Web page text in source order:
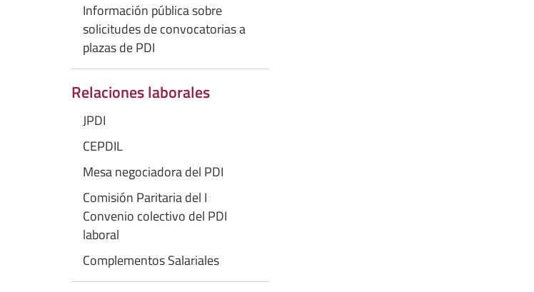
Información pública sobre
solicitudes de convocatorias a
plazas de PDI
Relaciones laborales
JPDI
CEPDIL
Mesa negociadora del PDI
Comisión Paritaria del I
Convenio colectivo del PDI
laboral
Complementos Salariales